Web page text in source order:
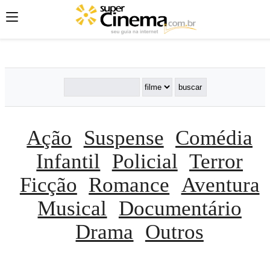
';';
Ação Suspense Comédia
Infantil
Policial Terror
Ficção Romance Aventura
Musical
Documentário
Drama
Outros